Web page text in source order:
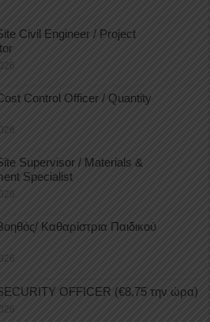
Site Civil Engineer / Project
Cost Control Officer / Quantity
Site Supervisor / Materials &
Specialist
Καθαρίστρια Παιδικού
SECURITY OFFICER (€8,75 την ώρα)